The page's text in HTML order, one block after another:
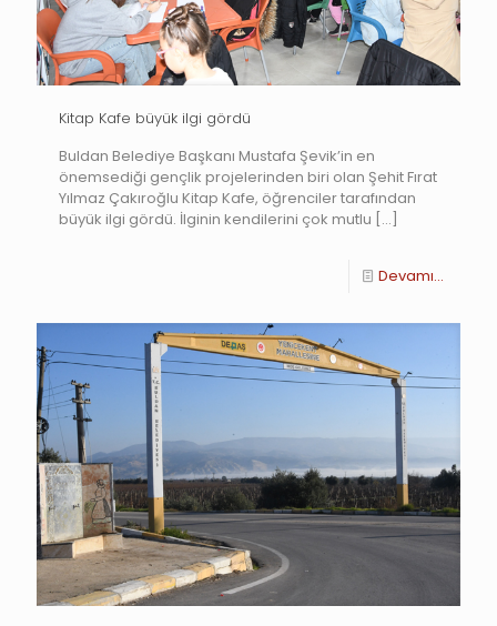
Kitap Kafe büyük ilgi gördü
Buldan Belediye Başkanı Mustafa Şevik’in en
önemsediği gençlik projelerinden biri olan Şehit Fırat
Yılmaz Çakıroğlu Kitap Kafe, öğrenciler tarafından
büyük ilgi gördü. İlginin kendilerini çok mutlu […]
Devamı...